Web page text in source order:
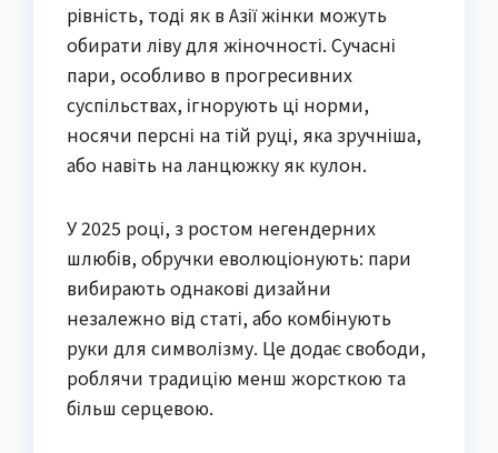
рівність, тоді як в Азії жінки можуть
обирати ліву для жіночності. Сучасні
пари, особливо в прогресивних
суспільствах, ігнорують ці норми,
носячи персні на тій руці, яка зручніша,
або навіть на ланцюжку як кулон.
У 2025 році, з ростом негендерних
шлюбів, обручки еволюціонують: пари
вибирають однакові дизайни
незалежно від статі, або комбінують
руки для символізму. Це додає свободи,
роблячи традицію менш жорсткою та
більш серцевою.